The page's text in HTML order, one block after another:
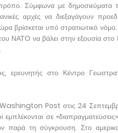
Σύμφωνα με δημοσιεύματα
αρχές να διεξαγάγουν
βρίσκεται υπό στρατιωτικό
ΝΑΤΟ να βάλει στην εξουσία στο
ερευνητής στο Κέντρο
Post στις 24
εμπλέκονται σε
παρά τη σύγκρουση. Στο